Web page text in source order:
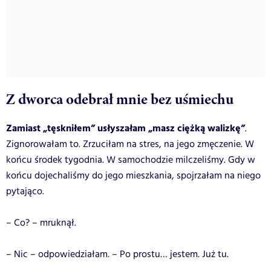
Z dworca odebrał mnie bez uśmiechu
Zamiast „tęskniłem” usłyszałam „masz ciężką walizkę”.
Zignorowałam to. Zrzuciłam na stres, na jego zmęczenie. W
końcu środek tygodnia. W samochodzie milczeliśmy. Gdy w
końcu dojechaliśmy do jego mieszkania, spojrzałam na niego
pytająco.
– Co? – mruknął.
– Nic – odpowiedziałam. – Po prostu… jestem. Już tu.